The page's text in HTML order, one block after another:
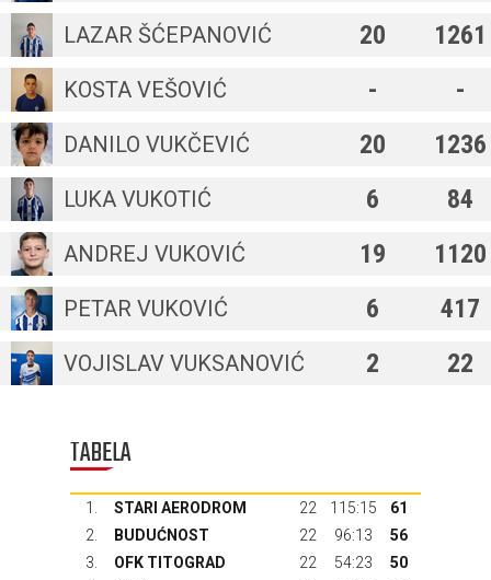
LAZAR ŠĆEPANOVIĆ 20 1261
KOSTA VEŠOVIĆ - -
DANILO VUKČEVIĆ 20 1236
LUKA VUKOTIĆ 6 84
ANDREJ VUKOVIĆ 19 1120
PETAR VUKOVIĆ 6 417
VOJISLAV VUKSANOVIĆ 2 22
TABELA
1. STARI AERODROM 22 115:15
61
2.
BUDUĆNOST 22 96:13
56
3.
OFK TITOGRAD 22 54:23
50